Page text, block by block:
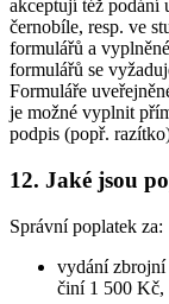
akceptují též podání
černobíle, resp. ve
formulářů a
formulářů se
Formuláře
je možné vyplnit
podpis (popř.
12. Jaké jsou
Správní poplatek za:
vydání zbrojní
činí 1 500 Kč,